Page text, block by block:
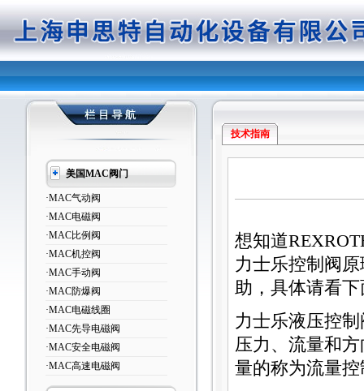
美国MAC阀门
·MAC气动阀
·MAC电磁阀
·MAC比例阀
·MAC机控阀
·MAC手动阀
·MAC防爆阀
·MAC电磁线圈
·MAC先导电磁阀
·MAC安全电磁阀
·MAC高速电磁阀
技术指南
想知道
力士乐控制阀
助，具体请看
力士乐液压控
压力、流量和
量的称为流量